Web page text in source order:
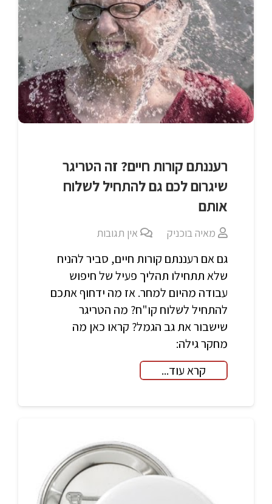
רעננתם קורות חיים? זה הטריגר
שיגרום לכם גם להתחיל לשלוח
אותם
מאיה בוכניק אין תגובות
גם אם רעננתם קורות חיים, סביר להניח
שלא תתחילו תהליך פעיל של חיפוש
עבודה מהיום למחר. אז מה ידחוף אתכם
להתחיל לשלוח קו"ח? מה הטריגר
שישבור את גב הגמל? קראו כאן מה
מחקר גילה:
קרא עוד...